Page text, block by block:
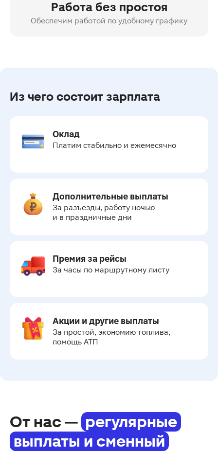
Работа без простоя
Обеспечим работой по удобному графику
Из чего состоит зарплата
Оклад
Платим стабильно и ежемесячно
Дополнительные выплаты
За разъезды, работу ночью
и в праздничные дни
Премия за рейсы
За часы по маршрутному листу
Акции и другие выплаты
За простой, экономию топлива,
помощь АТП
От нас — регулярные
выплаты и сменный